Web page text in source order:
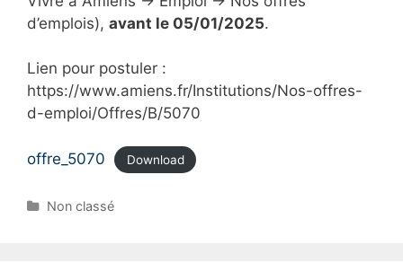
d’emplois), avant le 05/01/2025.
Lien pour postuler :
https://www.amiens.fr/Institutions/Nos-offres-
d-emploi/Offres/B/5070
offre_5070 Download
C
Non classé